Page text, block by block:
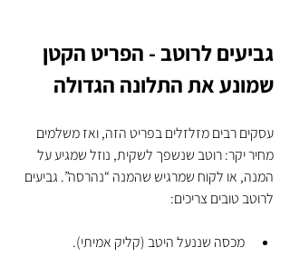
גביעים לרוטב - הפריט הקטן
שמונע את התלונה הגדולה
עסקים רבים מזלזלים בפריט הזה, ואז משלמים
מחיר יקר: רוטב שנשפך לשקית, נוזל שמגיע על
המנה, או לקוח שמרגיש שהמנה “נהרסה”. גביעים
לרוטב טובים צריכים:
מכסה שננעל היטב (קליק אמיתי).